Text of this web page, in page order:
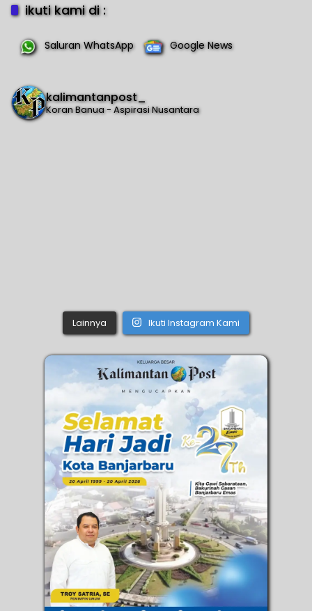
ikuti kami di :
Saluran WhatsApp Google News
kalimantanpost_
Koran Banua - Aspirasi Nusantara
Lainnya Ikuti Instagram Kami